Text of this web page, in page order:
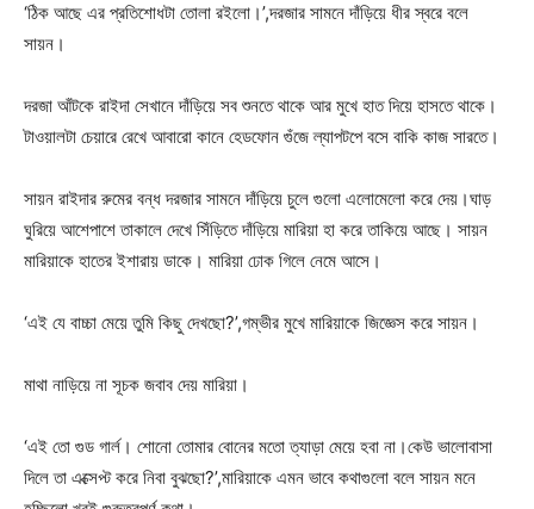
‘ঠিক আছে এর প্রতিশোধটা তোলা রইলো।’,দরজার সামনে দাঁড়িয়ে ধীর স্বরে বলে
সায়ন।
দরজা আঁটকে রাইদা সেখানে দাঁড়িয়ে সব শুনতে থাকে আর মুখে হাত দিয়ে হাসতে থাকে।
টাওয়ালটা চেয়ারে রেখে আবারো কানে হেডফোন গুঁজে ল্যাপটপে বসে বাকি কাজ সারতে।
সায়ন রাইদার রুমের বন্ধ দরজার সামনে দাঁড়িয়ে চুলে গুলো এলোমেলো করে দেয়।ঘাড়
ঘুরিয়ে আশেপাশে তাকালে দেখে সিঁড়িতে দাঁড়িয়ে মারিয়া হা করে তাকিয়ে আছে। সায়ন
মারিয়াকে হাতের ইশারায় ডাকে। মারিয়া ঢোক গিলে নেমে আসে।
‘এই যে বাচ্চা মেয়ে তুমি কিছু দেখছো?’,গম্ভীর মুখে মারিয়াকে জিজ্ঞেস করে সায়ন।
মাথা নাড়িয়ে না সূচক জবাব দেয় মারিয়া।
‘এই তো গুড গার্ল। শোনো তোমার বোনের মতো ত্যাড়া মেয়ে হবা না।কেউ ভালোবাসা
দিলে তা এক্সেপ্ট করে নিবা বুঝছো?’,মারিয়াকে এমন ভাবে কথাগুলো বলে সায়ন মনে